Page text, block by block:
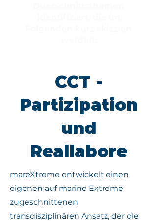
CCT -
Partizipation
und
Reallabore
mareXtreme entwickelt einen
eigenen auf marine Extreme
zugeschnittenen
transdisziplinären Ansatz, der die